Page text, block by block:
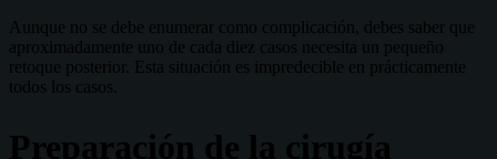
Aunque no se debe enumerar como complicación, debes saber que
aproximadamente uno de cada diez casos necesita un pequeño
retoque posterior. Esta situación es impredecible en prácticamente
todos los casos.
Preparación de la cirugía